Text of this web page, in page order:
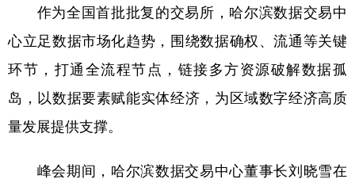
作为全国首批批复的交易所，哈尔滨数据交易中
心立足数据市场化趋势，围绕数据确权、流通等关键
环节，打通全流程节点，链接多方资源破解数据孤
岛，以数据要素赋能实体经济，为区域数字经济高质
量发展提供支撑。
峰会期间，哈尔滨数据交易中心董事长刘晓雪在